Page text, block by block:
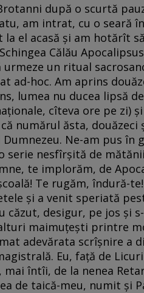
după o scurtă
am intrat, cu o seară
el acasă și am hotărît
Călău
urmeze un ritual
ad-hoc. Am aprins
lumea nu ducea lipsă
cîteva ore pe zi)
numărul ăsta,
Ne-am pus
serie nesfîrșită de
te implorăm, de
Te rugăm, îndură-
și a venit speriată
căzut, desigur, pe jos și
maimuțești printre
adevărata scrîșnire a
Eu, față de
mai întîi, de la nenea
de taică-meu, numit și